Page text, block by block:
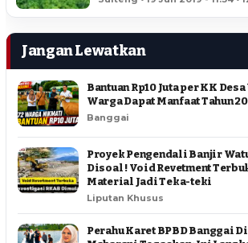
Jangan Lewatkan
Bantuan Rp10 Juta per KK
Warga Dapat Manfaat Tahun
Banggai
Proyek Pengendali Banjir
Disoal ! Void Revetment
Material Jadi Teka-teki
Liputan Khusus
Perahu Karet BPBD Banggai